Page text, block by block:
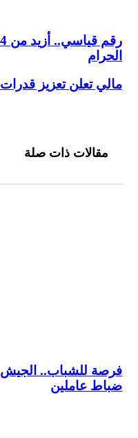
الحرام
مالي تعلن تعزيز
مقالات ذات صلة
فرصة للشباب.. الجيش
ضباط عاملين